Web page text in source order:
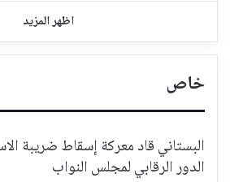
اظهر المزيد
خاص
البستاني قاد معركة إسقاط ضريبة
الدور الرقابي لمجلس النواب